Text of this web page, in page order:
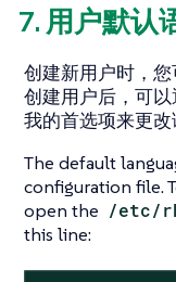
7. 用户默认
创建新用户时，您
创建用户后，可
我的首选项来更改
The default
configuration file.
open the /etc/
this line: